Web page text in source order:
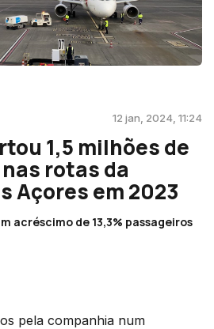
12 jan, 2024, 11:24
1,5 milhões de
rotas da
Açores em 2023
acréscimo de 13,3% passageiros
pela companhia num